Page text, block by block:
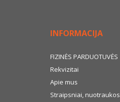
INFORMACIJA
FIZINĖS PARDUOTUVĖS
Rekvizitai
Apie mus
Straipsniai, nuotraukos